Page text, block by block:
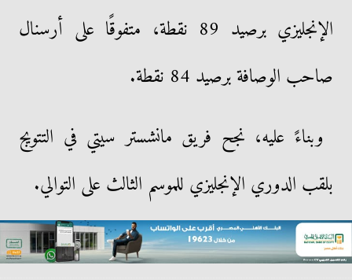
الإنجليزي برصيد 89 نقطة، متفوقًا على أرسنال
صاحب الوصافة برصيد 84 نقطة.
وبناءً عليه، نجح فريق مانشستر سيتي في التتويج
بلقب الدوري الإنجليزي للموسم الثالث على التوالي.